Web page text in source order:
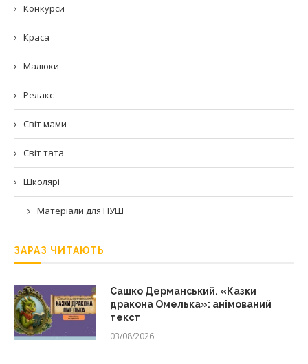
Конкурси
Краса
Малюки
Релакс
Світ мами
Світ тата
Школярі
Матеріали для НУШ
ЗАРАЗ ЧИТАЮТЬ
Сашко Дерманський. «Казки
дракона Омелька»: анімований
текст
03/08/2026